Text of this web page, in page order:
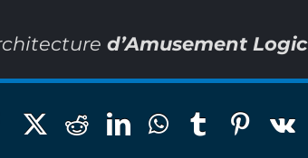
d’Amusement Logic